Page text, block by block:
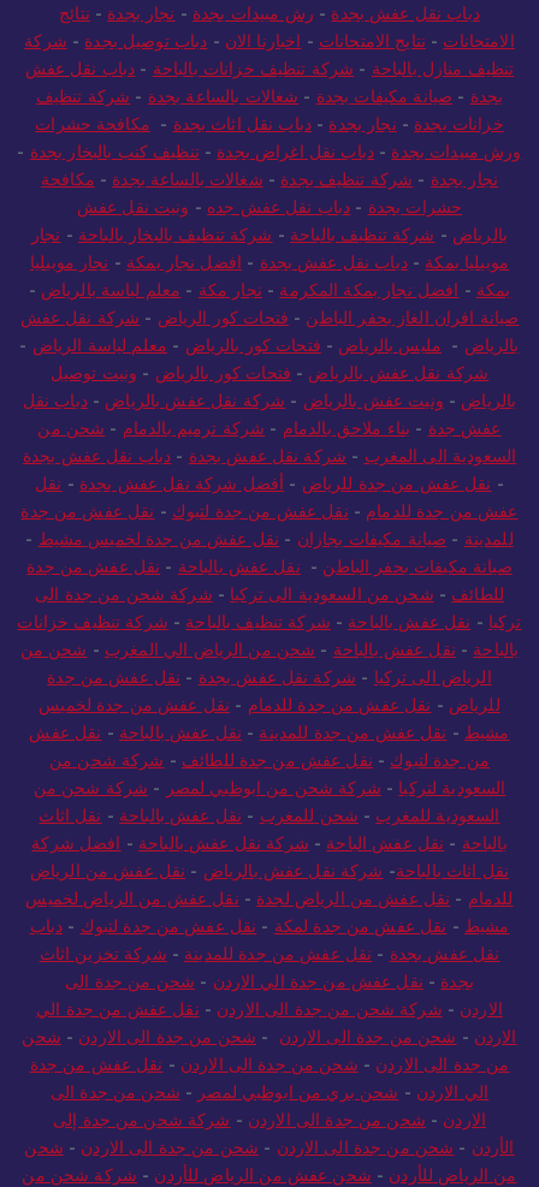
دباب نقل عفش بجدة - رش مبيدات بجدة - نجار بجدة - نتائج
الامتحانات - نتايج الامتحانات - اخبارنا الان - دباب توصيل بجدة - شركة
تنظيف منازل بالباحة - شركة تنظيف خزانات بالباحة - دباب نقل عفش
بجدة - صيانة مكيفات بجدة - شغالات بالساعة بجدة - شركة تنظيف
خزانات بجدة - نجار بجدة - دباب نقل اثاث بجدة - مكافحة حشرات
ورش مبيدات بجدة -دباب نقل اغراض بجدة -تنظيف كنب بالبخار بجدة -
نجار بجدة - شركة تنظيف بجدة - شغالات بالساعة بجدة - مكافحة
حشرات بجدة - دباب نقل عفش جده - ونيت نقل عفش
بالرياض - شركة تنظيف بالباحة - شركة تنظيف بالبخار بالباحة - نجار
موبيليا بمكة -دباب نقل عفش بجدة - افضل نجار بمكة - نجار موبيليا
بمكة - افضل نجار بمكة المكرمة - نجار مكة - معلم لياسة بالرياض -
صيانة افران الغاز بحفر الباطن - فتحات كور الرياض - شركة نقل عفش
بالرياض - مليس بالرياض - فتحات كور بالرياض - معلم لياسة الرياض -
شركة نقل عفش بالرياض - فتحات كور بالرياض - ونيت توصيل
بالرياض - ونيت عفش بالرياض - شركة نقل عفش بالرياض -دباب نقل
عفش جدة - بناء ملاحق بالدمام - شركة ترميم بالدمام - شحن من
السعودية الى المغرب - شركة نقل عفش بجدة - دباب نقل عفش بجدة
- نقل عفش من جدة للرياض - أفضل شركة نقل عفش بجدة - نقل
عفش من جدة للدمام - نقل عفش من جدة لتبوك - نقل عفش من جدة
للمدينة - صيانة مكيفات بجازان - نقل عفش من جدة لخميس مشيط -
صيانة مكيفات بحفر الباطن - نقل عفش بالباحة - نقل عفش من جدة
للطائف - شحن من السعودية الى تركيا - شركة شحن من جدة الى
تركيا - نقل عفش بالباحة - شركة تنظيف بالباحة - شركة تنظيف خزانات
بالباحة - نقل عفش بالباحة - شحن من الرياض الي المغرب - شحن من
الرياض الى تركيا - شركة نقل عفش بجدة - نقل عفش من جدة
للرياض - نقل عفش من جدة للدمام - نقل عفش من جدة لخميس
مشيط - نقل عفش من جدة للمدينة - نقل عفش بالباحة - نقل عفش
من جدة لتبوك - نقل عفش من جدة للطائف - شركة شحن من
السعودية لتركيا - شركة شحن من ابوظبي لمصر - شركة شحن من
السعودية للمغرب - شحن للمغرب - نقل عفش بالباحة - نقل اثاث
بالباحة - نقل عفش الباحة - شركة نقل عفش بالباحة - افضل شركة
نقل اثاث بالباحة- شركة نقل عفش بالرياض - نقل عفش من الرياض
للدمام - نقل عفش من الرياض لجدة - نقل عفش من الرياض لخميس
مشيط - نقل عفش من جدة لمكة - نقل عفش من جدة لتبوك - دباب
نقل عفش بجدة - نقل عفش من جدة للمدينة - شركة تخزين اثاث
بجدة - نقل عفش من جدة الي الاردن - شحن من جدة الى
الاردن - شركة شحن من جدة الى الاردن - نقل عفش من جدة الي
الاردن - شحن من جدة الى الاردن - شحن من جدة الى الاردن - شحن
من جدة الى الاردن - شحن من جدة الى الاردن - نقل عفش من جدة
الي الاردن - شحن بري من ابوظبي لمصر - شحن من جدة الى
الاردن - شحن من جدة الى الاردن - شركة شحن من جدة إلى
الأردن - شحن من جدة الى الاردن - شحن من جدة الى الاردن - شحن
من الرياض للأردن - شحن عفش من الرياض للأردن - شركة شحن من